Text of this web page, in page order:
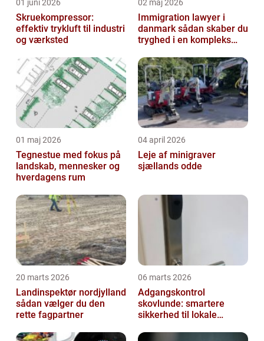
01 juni 2026
Skruekompressor:
effektiv trykluft til industri
og værksted
02 maj 2026
Immigration lawyer i
danmark sådan skaber du
tryghed i en kompleks
01 maj 2026
Tegnestue med fokus på
landskab, mennesker og
hverdagens rum
04 april 2026
Leje af minigraver
sjællands odde
20 marts 2026
Landinspektør nordjylland
sådan vælger du den
rette fagpartner
06 marts 2026
Adgangskontrol
skovlunde: smartere
sikkerhed til lokale